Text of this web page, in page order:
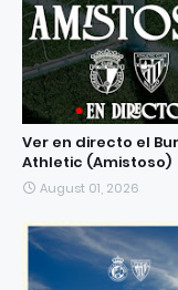
Ver en directo el
Athletic (Amistoso)
August 01, 2026